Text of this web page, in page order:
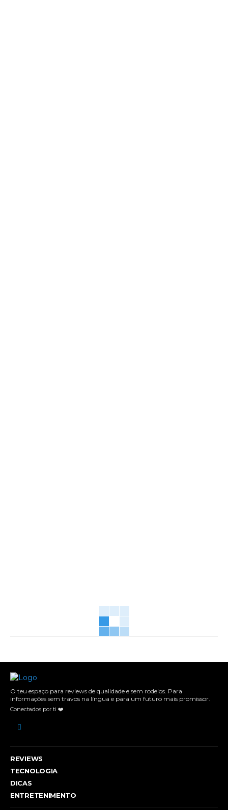
O teu espaço para reviews de qualidade e sem rodeios. Para
informações sem travos na língua e para um futuro mais promissor.
Conectados por ti ❤️
REVIEWS
TECNOLOGIA
DICAS
ENTRETENIMENTO